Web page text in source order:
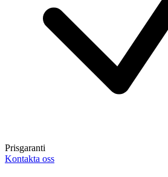
Prisgaranti
Kontakta oss